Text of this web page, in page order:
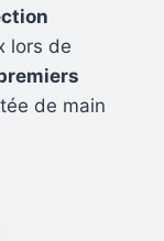
lors de
de main